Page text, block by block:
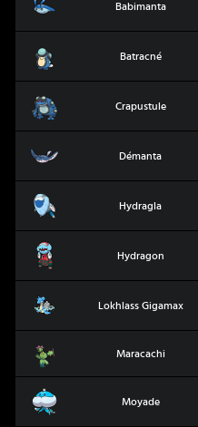
Babimanta
Batracné
Crapustule
Démanta
Hydragla
Hydragon
Lokhlass Gigamax
Maracachi
Moyade